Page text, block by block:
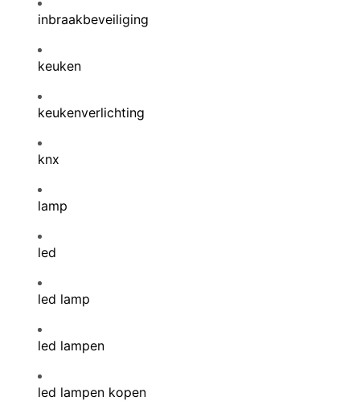
inbraakbeveiliging
keuken
keukenverlichting
knx
lamp
led
led lamp
led lampen
led lampen kopen